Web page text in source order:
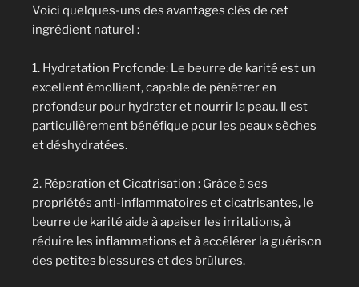
Voici quelques-uns des avantages clés de cet
ingrédient naturel :
1. Hydratation Profonde: Le beurre de karité est un
excellent émollient, capable de pénétrer en
profondeur pour hydrater et nourrir la peau. Il est
particulièrement bénéfique pour les peaux sèches
et déshydratées.
2. Réparation et Cicatrisation : Grâce à ses
propriétés anti-inflammatoires et cicatrisantes, le
beurre de karité aide à apaiser les irritations, à
réduire les inflammations et à accélérer la guérison
des petites blessures et des brûlures.